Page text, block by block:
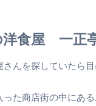
洋食屋 一正
んを探していたら
った商店街の中にあ